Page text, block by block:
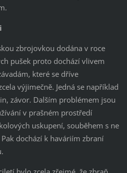
zbrojovkou dodána v roce
pušek proto dochází vlivem
které se dříve
výjimečně. Jedná se například
závor. Dalším problémem jsou
v prašném prostředí
uskupení, souběhem s ne
dochází k haváriím zbraní